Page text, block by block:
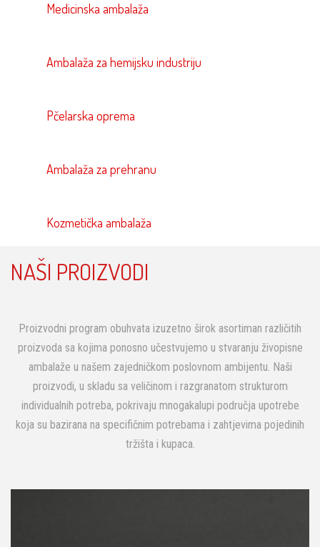
Medicinska ambalaža
Ambalaža za hemijsku industriju
Pčelarska oprema
Ambalaža za prehranu
Kozmetička ambalaža
NAŠI PROIZVODI
Proizvodni program obuhvata izuzetno širok asortiman različitih
proizvoda sa kojima ponosno učestvujemo u stvaranju živopisne
ambalaže u našem zajedničkom poslovnom ambijentu. Naši
proizvodi, u skladu sa veličinom i razgranatom strukturom
individualnih potreba, pokrivaju mnogakalupi područja upotrebe
koja su bazirana na specifičnim potrebama i zahtjevima pojedinih
tržišta i kupaca.